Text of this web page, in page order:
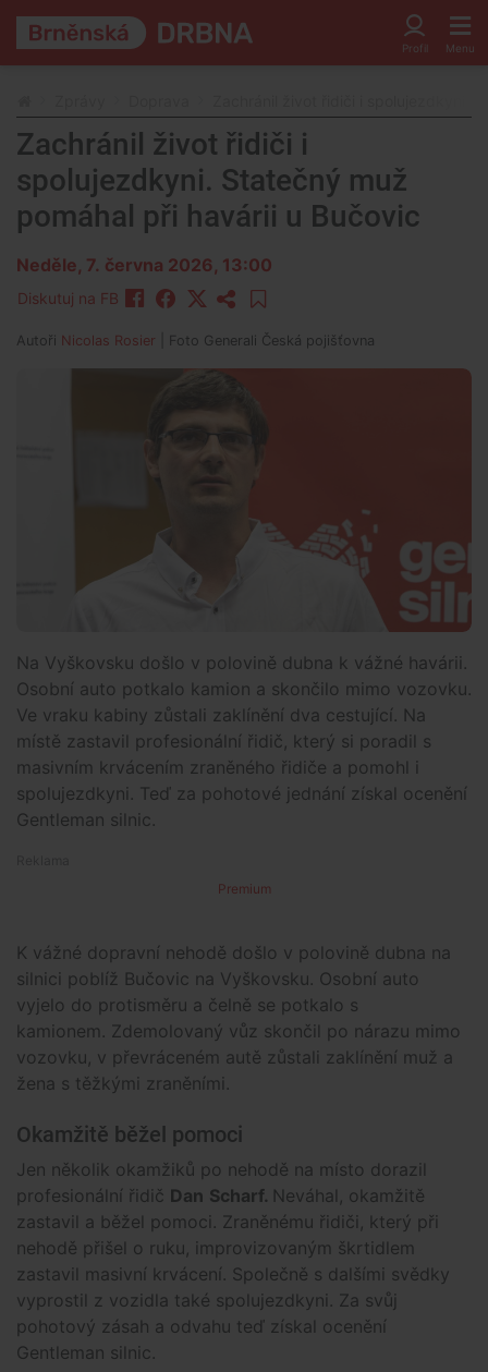
Zachránil život řidiči i
spolujezdkyni. Statečný muž
pomáhal při havárii u Bučovic
Neděle, 7. června 2026, 13:00
Diskutuj na FB
Autoři Nicolas Rosier | Foto Generali Česká pojišťovna
Na Vyškovsku došlo v polovině dubna k vážné havárii.
Osobní auto potkalo kamion a skončilo mimo vozovku.
Ve vraku kabiny zůstali zaklínění dva cestující. Na
místě zastavil profesionální řidič, který si poradil s
masivním krvácením zraněného řidiče a pomohl i
spolujezdkyni. Teď za pohotové jednání získal ocenění
Gentleman silnic.
Premium
K vážné dopravní nehodě došlo v polovině dubna na
silnici poblíž Bučovic na Vyškovsku. Osobní auto
vyjelo do protisměru a čelně se potkalo s
kamionem. Zdemolovaný vůz skončil po nárazu mimo
vozovku, v převráceném autě zůstali zaklínění muž a
žena s těžkými zraněními.
Okamžitě běžel pomoci
Jen několik okamžiků po nehodě na místo dorazil
profesionální řidič Dan Scharf. Neváhal, okamžitě
zastavil a běžel pomoci. Zraněnému řidiči, který při
nehodě přišel o ruku, improvizovaným škrtidlem
zastavil masivní krvácení. Společně s dalšími svědky
vyprostil z vozidla také spolujezdkyni. Za svůj
pohotový zásah a odvahu teď získal ocenění
Gentleman silnic.